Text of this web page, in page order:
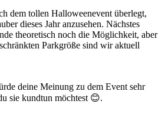
dem tollen Halloweenevent überlegt,
dieses Jahr anzusehen. Nächstes
theoretisch noch die Möglichkeit, aber
Parkgröße sind wir aktuell
deine Meinung zu dem Event sehr
sie kundtun möchtest 😊.